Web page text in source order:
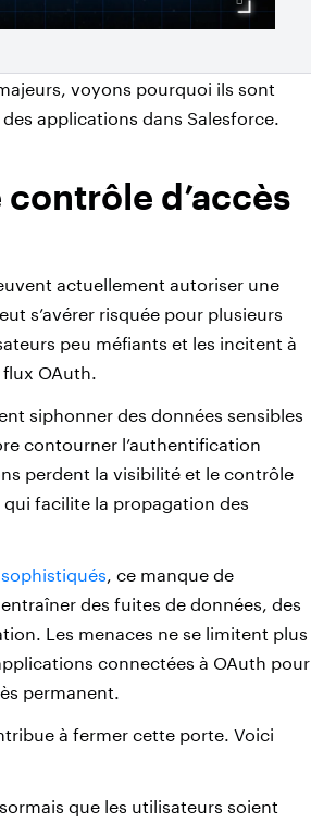
voyons pourquoi ils sont
applications dans Salesforce.
d’accès
actuellement autoriser une
s’avérer risquée pour plusieurs
peu méfiants et les incitent à
OAuth.
siphonner des données sensibles
contourner l’authentification
perdent la visibilité et le contrôle
facilite la propagation des
, ce manque de
des fuites de données, des
Les menaces ne se limitent plus
connectées à OAuth pour
permanent.
à fermer cette porte. Voici
que les utilisateurs soient